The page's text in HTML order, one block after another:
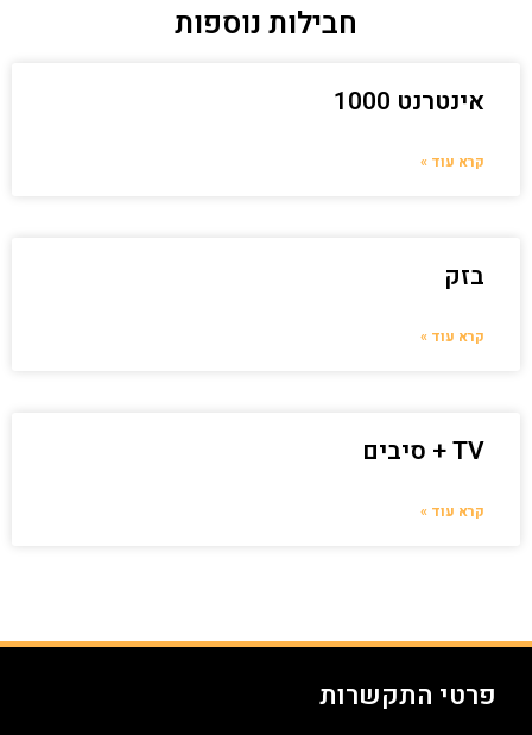
חבילות נוספות
אינטרנט 1000
קרא עוד »
בזק
קרא עוד »
TV + סיבים
קרא עוד »
פרטי התקשרות